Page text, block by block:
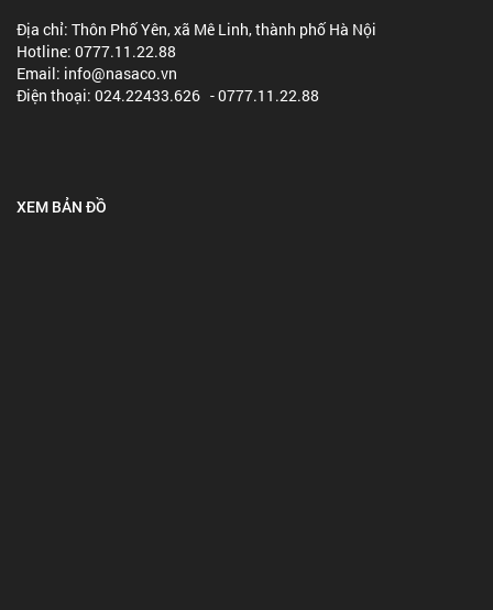
Địa chỉ: Thôn Phố Yên, xã Mê Linh, thành phố Hà Nội
Hotline: 0777.11.22.88
Email: info@nasaco.vn
Điện thoại: 024.22433.626 - 0777.11.22.88
XEM BẢN ĐỒ